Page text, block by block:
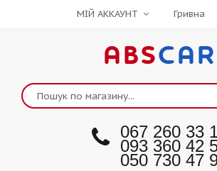
МІЙ АККАУНТ
ABSCAR
067 260 33
093 360 42
050 730 47